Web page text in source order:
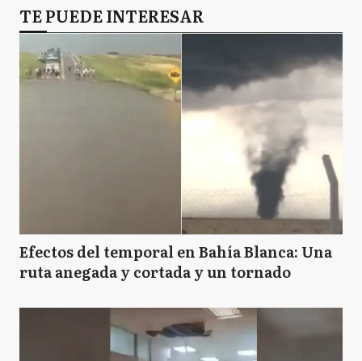
TE PUEDE INTERESAR
Efectos del temporal en Bahía Blanca: Una
ruta anegada y cortada y un tornado